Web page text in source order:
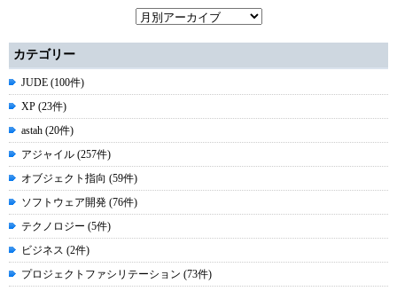
カテゴリー
JUDE (100件)
XP (23件)
astah (20件)
アジャイル (257件)
オブジェクト指向 (59件)
ソフトウェア開発 (76件)
テクノロジー (5件)
ビジネス (2件)
プロジェクトファシリテーション (73件)